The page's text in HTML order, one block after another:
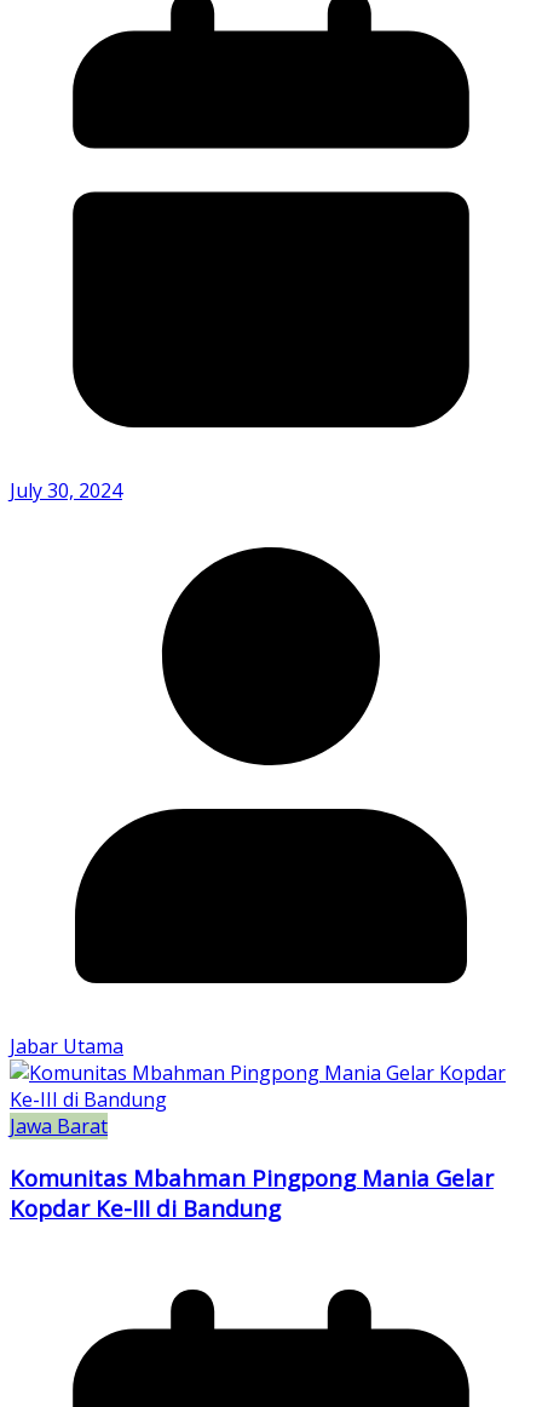
July 30, 2024
Jabar Utama
Jawa Barat
Komunitas Mbahman Pingpong Mania Gelar
Kopdar Ke-III di Bandung